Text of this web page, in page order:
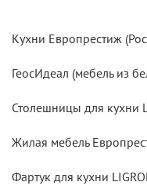
Кухни Европрестиж
ГеосИдеал (мебель из
Столешницы для кухни
Жилая мебель
Фартук для кухни